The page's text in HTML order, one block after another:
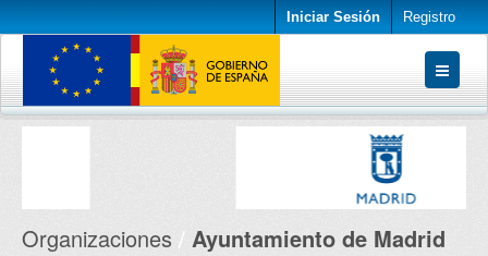
Iniciar Sesión Registro
Conjuntos de datos
Organizaciones Ayuntamiento de Madrid